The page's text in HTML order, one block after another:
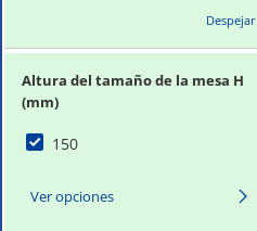
Despejar
Altura del tamaño de la mesa H
(mm)
150
Ver opciones